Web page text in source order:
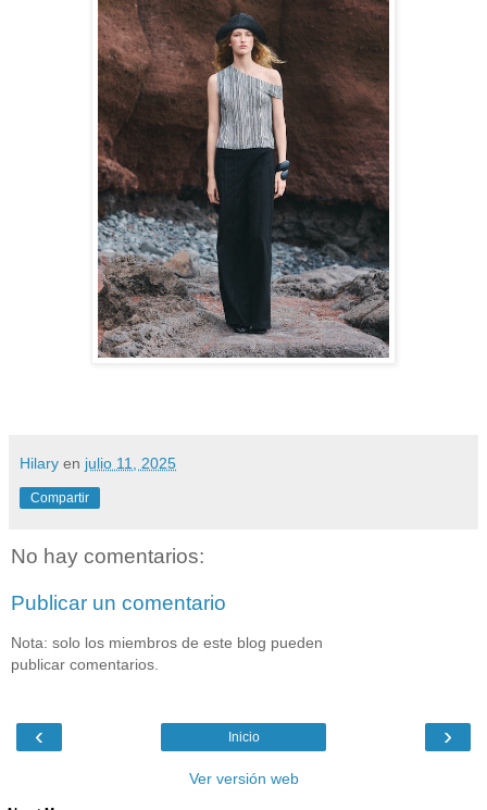
Hilary en julio 11, 2025
Compartir
No hay comentarios:
Publicar un comentario
Nota: solo los miembros de este blog pueden
publicar comentarios.
‹ ›
Inicio
Ver versión web